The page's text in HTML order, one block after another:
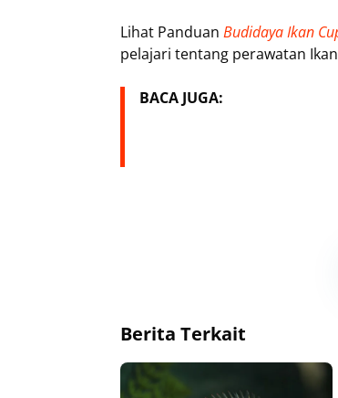
Lihat Panduan Budidaya Ikan
pelajari tentang perawatan
BACA JUGA:
Berita Terkait